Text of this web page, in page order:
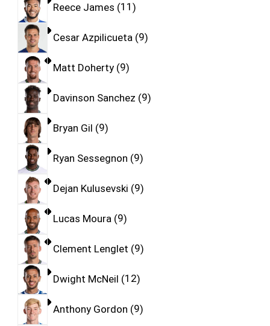
Reece James 11
Cesar Azpilicueta 9
Matt Doherty 9
Davinson Sanchez 9
Bryan Gil 9
Ryan Sessegnon 9
Dejan Kulusevski 9
Lucas Moura 9
Clement Lenglet 9
Dwight McNeil 12
Anthony Gordon 9